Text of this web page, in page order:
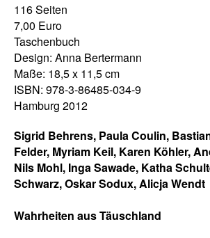
Sigrid Behrens, Paula Coulin,
Felder, Myriam Keil, Karen Köhler,
Nils Mohl, Inga Sawade, Katha
Schwarz, Oskar Sodux, Alicja Wendt
Wahrheiten aus Täuschland
116 Seiten
7,00 Euro
Taschenbuch
Design: Anna Bertermann
Maße: 18,5 x 11,5 cm
ISBN: 978-3-86485-034-9
Hamburg 2012